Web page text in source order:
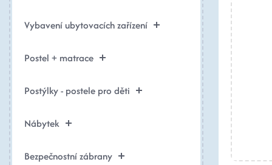
Vybavení ubytovacích zařízení
Postel + matrace
Postýlky - postele pro děti
Nábytek
Bezpečnostní zábrany